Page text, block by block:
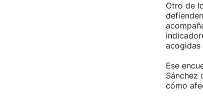
Otro de
acogidas
Ese
Sánchez
cómo